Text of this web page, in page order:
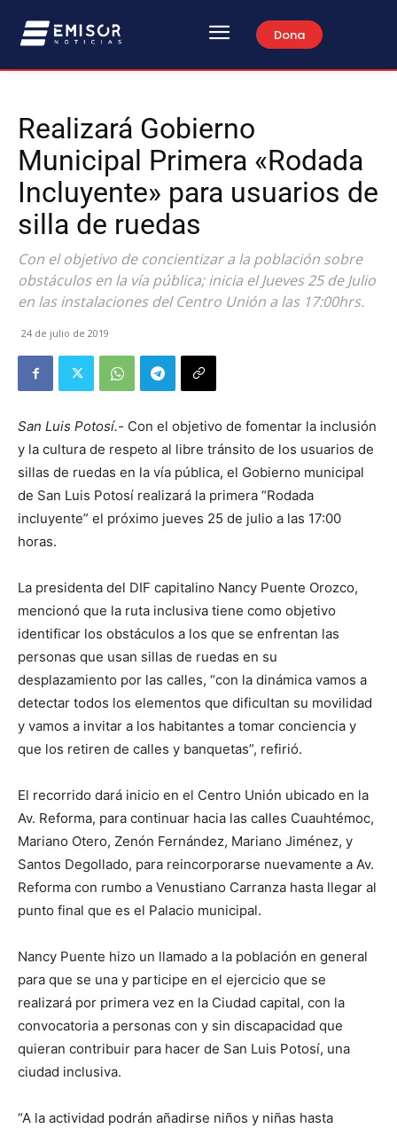
Dona
Realizará Gobierno
Municipal Primera «Rodada
Incluyente» para usuarios de
silla de ruedas
Con el objetivo de concientizar a la población sobre
obstáculos en la vía pública; inicia el Jueves 25 de Julio
en las instalaciones del Centro Unión a las 17:00hrs.
24 de julio de 2019
San Luis Potosí.- Con el objetivo de fomentar la inclusión
y la cultura de respeto al libre tránsito de los usuarios de
sillas de ruedas en la vía pública, el Gobierno municipal
de San Luis Potosí realizará la primera “Rodada
incluyente” el próximo jueves 25 de julio a las 17:00
horas.
La presidenta del DIF capitalino Nancy Puente Orozco,
mencionó que la ruta inclusiva tiene como objetivo
identificar los obstáculos a los que se enfrentan las
personas que usan sillas de ruedas en su
desplazamiento por las calles, “con la dinámica vamos a
detectar todos los elementos que dificultan su movilidad
y vamos a invitar a los habitantes a tomar conciencia y
que los retiren de calles y banquetas”, refirió.
El recorrido dará inicio en el Centro Unión ubicado en la
Av. Reforma, para continuar hacia las calles Cuauhtémoc,
Mariano Otero, Zenón Fernández, Mariano Jiménez, y
Santos Degollado, para reincorporarse nuevamente a Av.
Reforma con rumbo a Venustiano Carranza hasta llegar al
punto final que es el Palacio municipal.
Nancy Puente hizo un llamado a la población en general
para que se una y participe en el ejercicio que se
realizará por primera vez en la Ciudad capital, con la
convocatoria a personas con y sin discapacidad que
quieran contribuir para hacer de San Luis Potosí, una
ciudad inclusiva.
“A la actividad podrán añadirse niños y niñas hasta